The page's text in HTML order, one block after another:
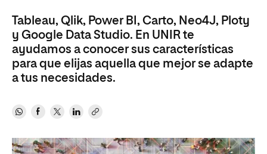
Tableau, Qlik, Power BI, Carto, Neo4J, Ploty
y Google Data Studio. En UNIR te
ayudamos a conocer sus características
para que elijas aquella que mejor se adapte
a tus necesidades.